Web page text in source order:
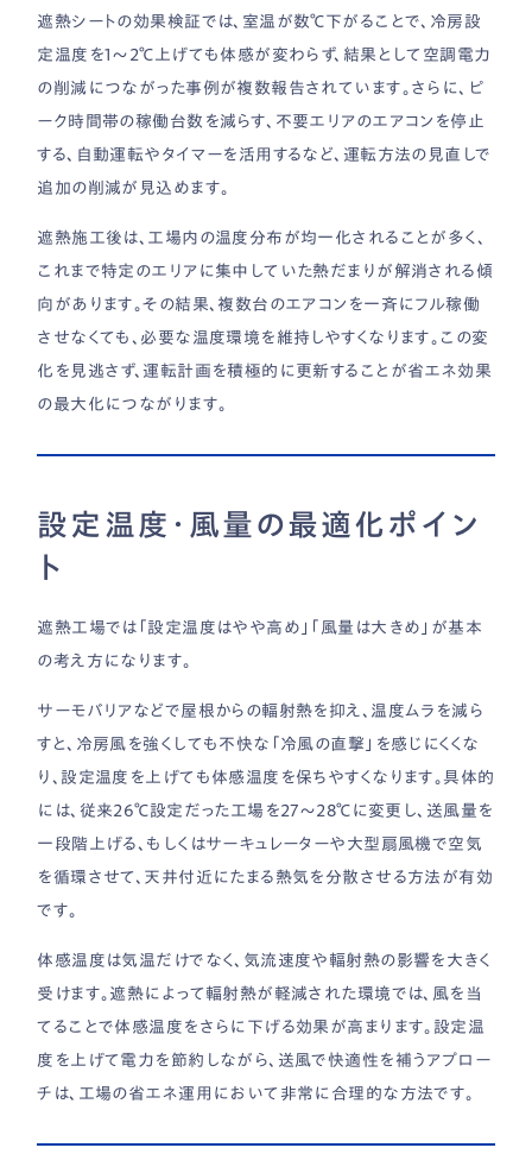
遮熱シートの効果検証では、室温が数℃下がることで、冷房設
定温度を1〜2℃上げても体感が変わらず、結果として空調電力
の削減につながった事例が複数報告されています。さらに、ピ
ーク時間帯の稼働台数を減らす、不要エリアのエアコンを停止
する、自動運転やタイマーを活用するなど、運転方法の見直しで
追加の削減が見込めます。
遮熱施工後は、工場内の温度分布が均一化されることが多く、
これまで特定のエリアに集中していた熱だまりが解消される傾
向があります。その結果、複数台のエアコンを一斉にフル稼働
させなくても、必要な温度環境を維持しやすくなります。この変
化を見逃さず、運転計画を積極的に更新することが省エネ効果
の最大化につながります。
設定温度・風量の最適化ポイン
ト
遮熱工場では「設定温度はやや高め」「風量は大きめ」が基本
の考え方になります。
サーモバリアなどで屋根からの輻射熱を抑え、温度ムラを減ら
すと、冷房風を強くしても不快な「冷風の直撃」を感じにくくな
り、設定温度を上げても体感温度を保ちやすくなります。具体的
には、従来26℃設定だった工場を27〜28℃に変更し、送風量を
一段階上げる、もしくはサーキュレーターや大型扇風機で空気
を循環させて、天井付近にたまる熱気を分散させる方法が有効
です。
体感温度は気温だけでなく、気流速度や輻射熱の影響を大きく
受けます。遮熱によって輻射熱が軽減された環境では、風を当
てることで体感温度をさらに下げる効果が高まります。設定温
度を上げて電力を節約しながら、送風で快適性を補うアプロー
チは、工場の省エネ運用において非常に合理的な方法です。